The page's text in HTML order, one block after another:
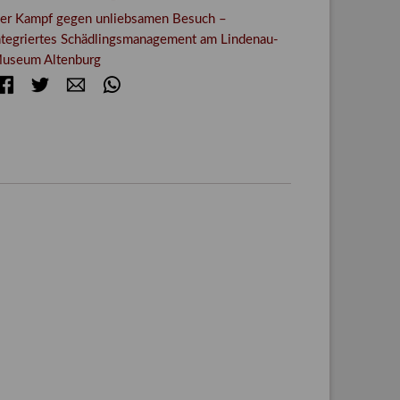
Kampf gegen unliebsamen Besuch –
Schädlingsmanagement am Lindenau-
Altenburg
FacebookTwitter E-mail